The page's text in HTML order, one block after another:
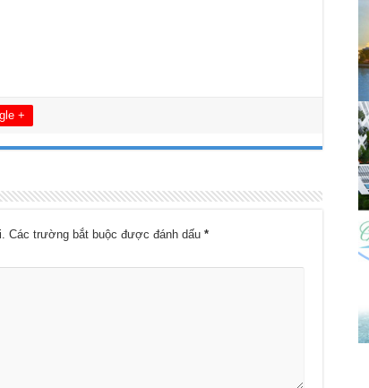
+
Các trường bắt buộc được đánh dấu *